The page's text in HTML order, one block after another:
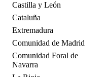
Castilla y León
Cataluña
Extremadura
Comunidad de Madrid
Comunidad Foral de
Navarra